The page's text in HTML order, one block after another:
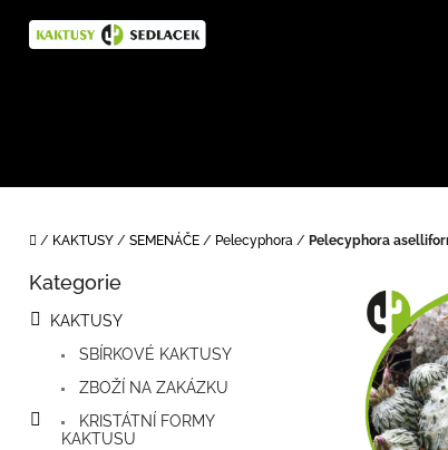
Domů
/ KAKTUSY / SEMENÁČE / Pelecyphora / Pelecyphora
Přeskočit
Kategorie
KAKTUSY
SBÍRKOVÉ KAKTUSY
ZBOŽÍ NA ZAKÁZKU
KRISTÁTNÍ FORMY
KAKTUSU